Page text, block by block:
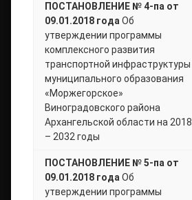
ПОСТАНОВЛЕНИЕ № 4-па от
09.01.2018 года Об
утверждении программы
комплексного развития
транспортной инфраструктуры
муниципального образования
«Моржегорское»
Виноградовского района
Архангельской области на 2018
– 2032 годы
ПОСТАНОВЛЕНИЕ № 5-па от
09.01.2018 года Об
утверждении программы